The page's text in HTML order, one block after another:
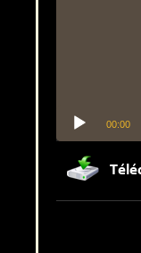
00:00